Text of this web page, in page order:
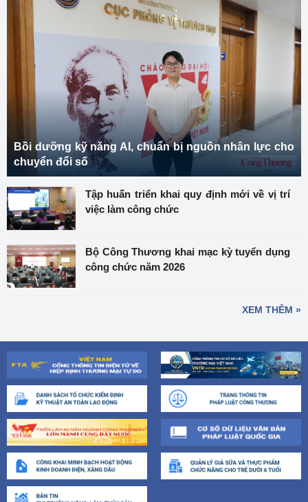
Bồi dưỡng kỹ năng AI, chuẩn bị nguồn nhân lực cho
chuyển đổi số
Tập huấn triển khai quy định mới về vị trí
việc làm công chức
Bộ Công Thương khai mạc kỳ tuyển dụng
công chức năm 2026
XEM THÊM »